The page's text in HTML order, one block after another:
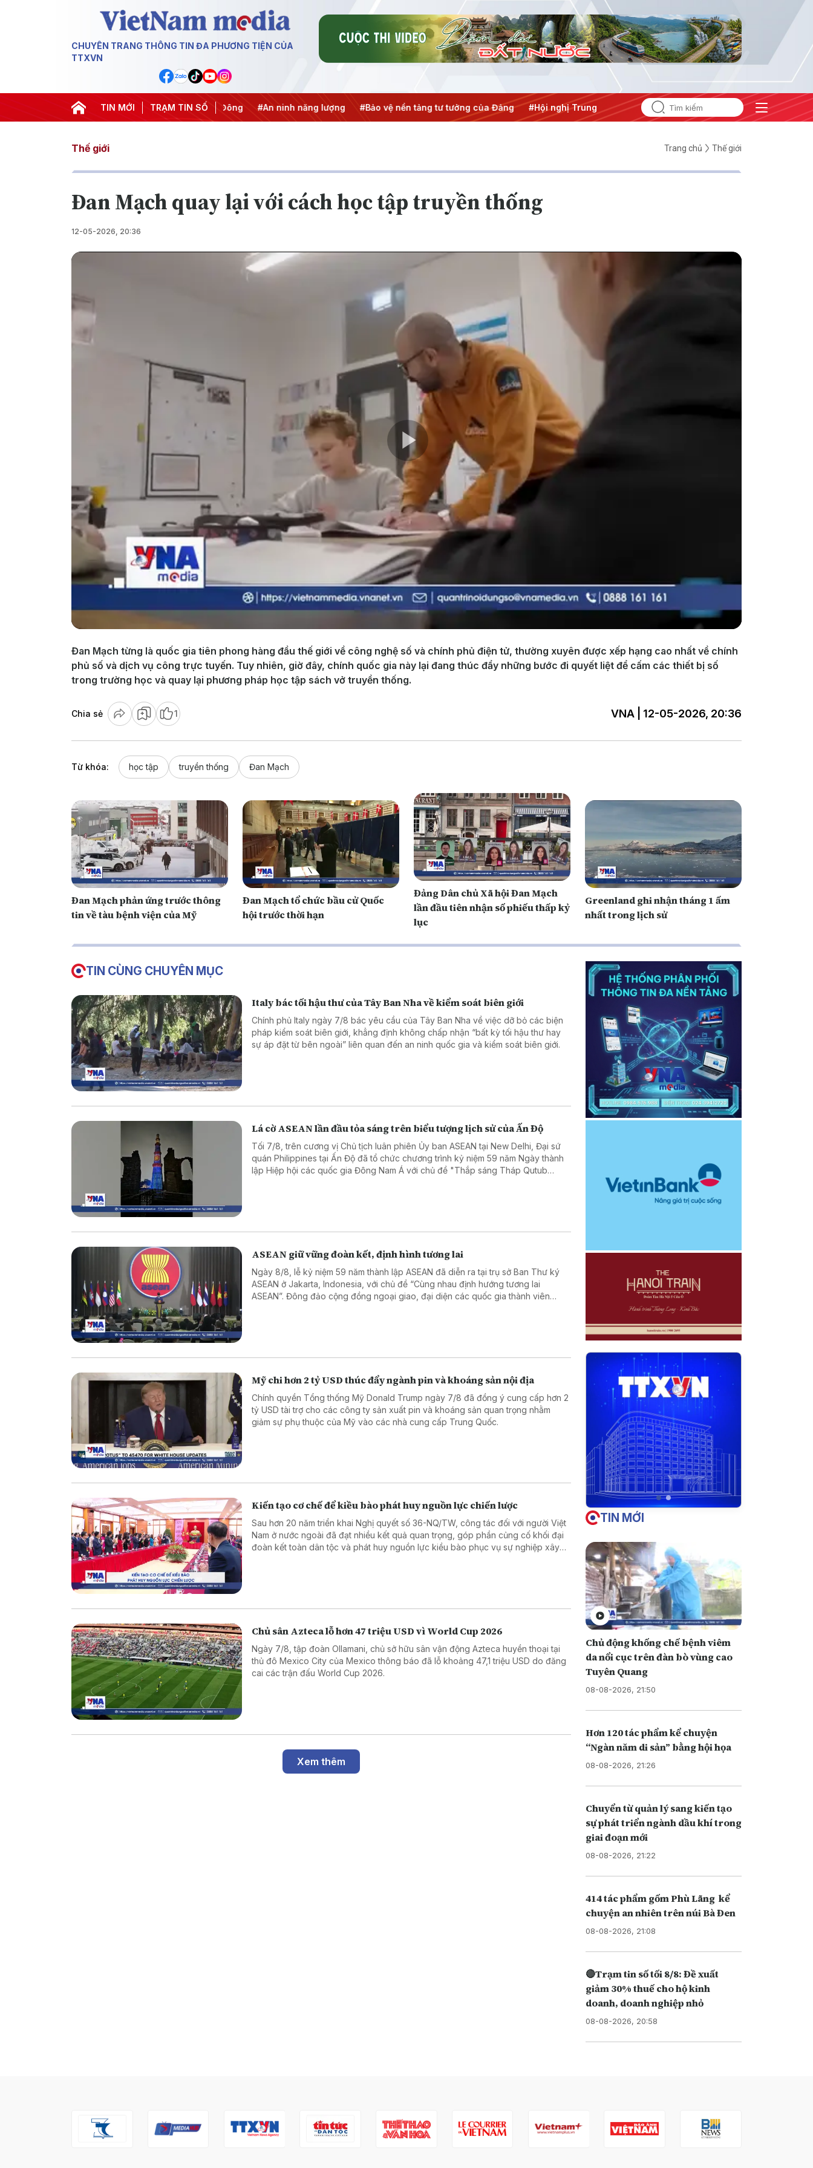
CHUYÊN TRANG THÔNG TIN ĐA PHƯƠNG TIỆN CỦA
TTXVN
TIN MỚI TRẠM TIN SỐ
#Chống khai thác IUU #Căng thẳng Trung Đông #An ninh năng lượng #Bảo vệ nền tảng tư tưởng của Đảng #Hội nghị Trung ương 3
Thế giới Trang chủ Thế giới
Đan Mạch quay lại với cách học tập truyền thống
12-05-2026, 20:36
Play
Video
Đan Mạch từng là quốc gia tiên phong hàng đầu thế giới về công nghệ số và chính phủ điện tử, thường xuyên được xếp hạng cao nhất về chính
phủ số và dịch vụ công trực tuyến. Tuy nhiên, giờ đây, chính quốc gia này lại đang thúc đẩy những bước đi quyết liệt để cấm các thiết bị số
trong trường học và quay lại phương pháp học tập sách vở truyền thống.
Chia sẻ 1 VNA | 12-05-2026, 20:36
Từ khóa: học tập truyền thống Đan Mạch
Đan Mạch phản ứng trước thông
tin về tàu bệnh viện của Mỹ
Đan Mạch tổ chức bầu cử Quốc
hội trước thời hạn
Đảng Dân chủ Xã hội Đan Mạch
lần đầu tiên nhận số phiếu thấp kỷ
lục
Greenland ghi nhận tháng 1 ấm
nhất trong lịch sử
TIN CÙNG CHUYÊN MỤC
Italy bác tối hậu thư của Tây Ban Nha về kiểm soát biên giới
Chính phủ Italy ngày 7/8 bác yêu cầu của Tây Ban Nha về việc dỡ bỏ các biện
pháp kiểm soát biên giới, khẳng định không chấp nhận “bất kỳ tối hậu thư hay
sự áp đặt từ bên ngoài” liên quan đến an ninh quốc gia và kiểm soát biên giới.
Lá cờ ASEAN lần đầu tỏa sáng trên biểu tượng lịch sử của Ấn Độ
Tối 7/8, trên cương vị Chủ tịch luân phiên Ủy ban ASEAN tại New Delhi, Đại sứ
quán Philippines tại Ấn Độ đã tổ chức chương trình kỷ niệm 59 năm Ngày thành
lập Hiệp hội các quốc gia Đông Nam Á với chủ đề "Thắp sáng Tháp Qutub
ASEAN giữ vững đoàn kết, định hình tương lai
Ngày 8/8, lễ kỷ niệm 59 năm thành lập ASEAN đã diễn ra tại trụ sở Ban Thư ký
ASEAN ở Jakarta, Indonesia, với chủ đề “Cùng nhau định hướng tương lai
ASEAN”. Đông đảo cộng đồng ngoại giao, đại diện các quốc gia thành viên
Mỹ chi hơn 2 tỷ USD thúc đẩy ngành pin và khoáng sản nội địa
Chính quyền Tổng thống Mỹ Donald Trump ngày 7/8 đã đồng ý cung cấp hơn 2
tỷ USD tài trợ cho các công ty sản xuất pin và khoáng sản quan trọng nhằm
giảm sự phụ thuộc của Mỹ vào các nhà cung cấp Trung Quốc.
Kiến tạo cơ chế để kiều bào phát huy nguồn lực chiến lược
Sau hơn 20 năm triển khai Nghị quyết số 36-NQ/TW, công tác đối với người Việt
Nam ở nước ngoài đã đạt nhiều kết quả quan trọng, góp phần củng cố khối đại
đoàn kết toàn dân tộc và phát huy nguồn lực kiều bào phục vụ sự nghiệp xây
Chủ sân Azteca lỗ hơn 47 triệu USD vì World Cup 2026
Ngày 7/8, tập đoàn Ollamani, chủ sở hữu sân vận động Azteca huyền thoại tại
thủ đô Mexico City của Mexico thông báo đã lỗ khoảng 47,1 triệu USD do đăng
cai các trận đấu World Cup 2026.
Xem thêm
TIN MỚI
Chủ động khống chế bệnh viêm
da nổi cục trên đàn bò vùng cao
Tuyên Quang
08-08-2026, 21:50
Hơn 120 tác phẩm kể chuyện
“Ngàn năm di sản” bằng hội họa
08-08-2026, 21:26
Chuyển từ quản lý sang kiến tạo
sự phát triển ngành dầu khí trong
giai đoạn mới
08-08-2026, 21:22
414 tác phẩm gốm Phù Lãng kể
chuyện an nhiên trên núi Bà Đen
08-08-2026, 21:08
🔴Trạm tin số tối 8/8: Đề xuất
giảm 30% thuế cho hộ kinh
doanh, doanh nghiệp nhỏ
08-08-2026, 20:58